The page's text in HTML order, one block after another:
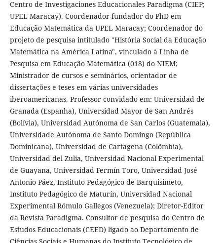
Centro de Investigaciones Educacionales Paradigma (CIEP;
UPEL Maracay). Coordenador-fundador do PhD em
Educação Matemática da UPEL Maracay; Coordenador do
projeto de pesquisa intitulado "História Social da Educação
Matemática na América Latina", vinculado à Linha de
Pesquisa em Educação Matemática (018) do NIEM;
Ministrador de cursos e seminários, orientador de
dissertações e teses em várias universidades
iberoamericanas. Professor convidado em: Universidad de
Granada (Espanha), Universidad Mayor de San Andrés
(Bolívia), Universidad Autónoma de San Carlos (Guatemala),
Universidade Autónoma de Santo Domingo (República
Dominicana), Universidad de Cartagena (Colômbia),
Universidad del Zulia, Universidad Nacional Experimental
de Guayana, Universidad Fermín Toro, Universidad José
Antonio Páez, Instituto Pedagógico de Barquisimeto,
Instituto Pedagógico de Maturín, Universidad Nacional
Experimental Rómulo Gallegos (Venezuela); Diretor-Editor
da Revista Paradigma. Consultor de pesquisa do Centro de
Estudos Educacionais (CEED) ligado ao Departamento de